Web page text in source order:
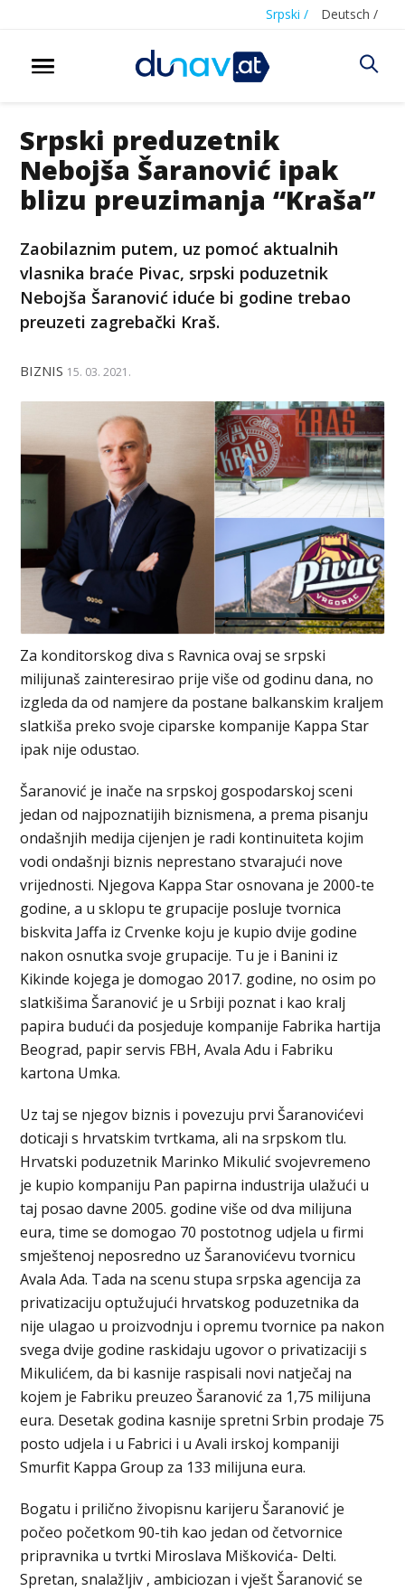
Srpski / Deutsch /
Srpski preduzetnik
Nebojša Šaranović ipak
blizu preuzimanja “Kraša”
Zaobilaznim putem, uz pomoć aktualnih
vlasnika braće Pivac, srpski poduzetnik
Nebojša Šaranović iduće bi godine trebao
preuzeti zagrebački Kraš.
BIZNIS 15. 03. 2021.
Za konditorskog diva s Ravnica ovaj se srpski
milijunaš zainteresirao prije više od godinu dana, no
izgleda da od namjere da postane balkanskim kraljem
slatkiša preko svoje ciparske kompanije Kappa Star
ipak nije odustao.
Šaranović je inače na srpskoj gospodarskoj sceni
jedan od najpoznatijih biznismena, a prema pisanju
ondašnjih medija cijenjen je radi kontinuiteta kojim
vodi ondašnji biznis neprestano stvarajući nove
vrijednosti. Njegova Kappa Star osnovana je 2000-te
godine, a u sklopu te grupacije posluje tvornica
biskvita Jaffa iz Crvenke koju je kupio dvije godine
nakon osnutka svoje grupacije. Tu je i Banini iz
Kikinde kojega je domogao 2017. godine, no osim po
slatkišima Šaranović je u Srbiji poznat i kao kralj
papira budući da posjeduje kompanije Fabrika hartija
Beograd, papir servis FBH, Avala Adu i Fabriku
kartona Umka.
Uz taj se njegov biznis i povezuju prvi Šaranovićevi
doticaji s hrvatskim tvrtkama, ali na srpskom tlu.
Hrvatski poduzetnik Marinko Mikulić svojevremeno
je kupio kompaniju Pan papirna industrija ulažući u
taj posao davne 2005. godine više od dva milijuna
eura, time se domogao 70 postotnog udjela u firmi
smještenoj neposredno uz Šaranovićevu tvornicu
Avala Ada. Tada na scenu stupa srpska agencija za
privatizaciju optužujući hrvatskog poduzetnika da
nije ulagao u proizvodnju i opremu tvornice pa nakon
svega dvije godine raskidaju ugovor o privatizaciji s
Mikulićem, da bi kasnije raspisali novi natječaj na
kojem je Fabriku preuzeo Šaranović za 1,75 milijuna
eura. Desetak godina kasnije spretni Srbin prodaje 75
posto udjela i u Fabrici i u Avali irskoj kompaniji
Smurfit Kappa Group za 133 milijuna eura.
Bogatu i prilično živopisnu karijeru Šaranović je
počeo početkom 90-tih kao jedan od četvornice
pripravnika u tvrtki Miroslava Miškovića- Delti.
Spretan, snalažljiv , ambiciozan i vješt Šaranović se